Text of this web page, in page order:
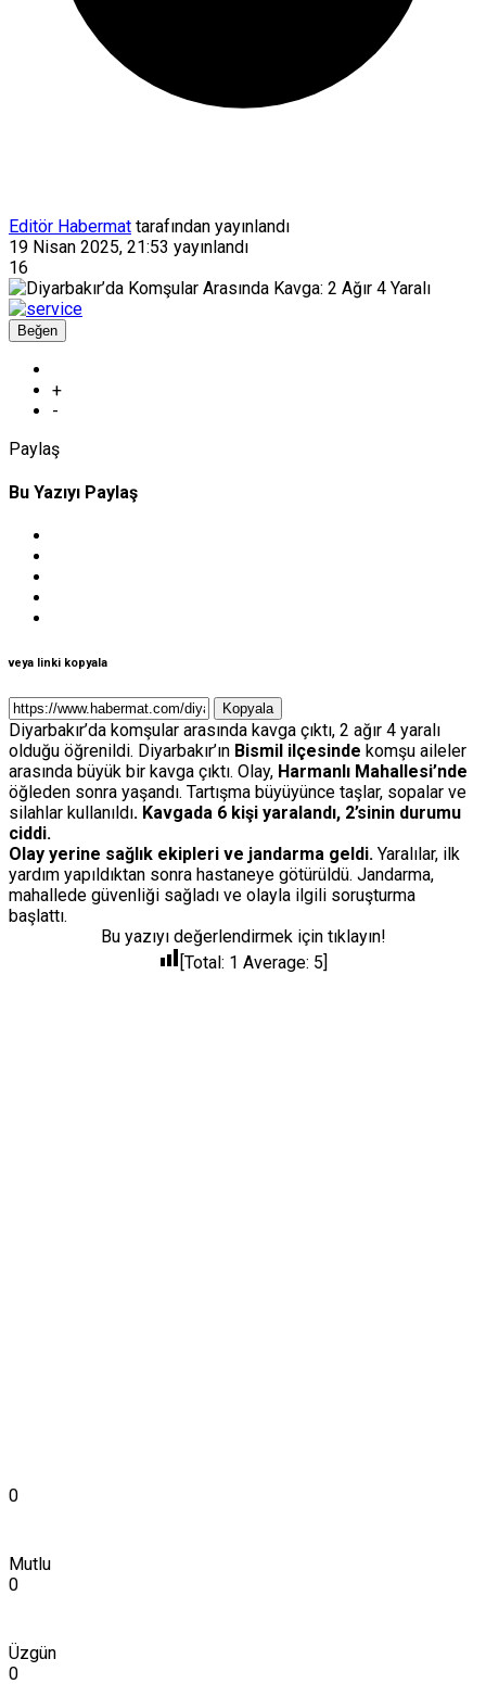
Editör Habermat tarafından yayınlandı
19 Nisan 2025, 21:53 yayınlandı
16
Beğen
+
-
Paylaş
Bu Yazıyı Paylaş
veya linki kopyala
Kopyala
Diyarbakır’da komşular arasında kavga çıktı, 2 ağır 4 yaralı
olduğu öğrenildi. Diyarbakır’ın Bismil ilçesinde komşu aileler
arasında büyük bir kavga çıktı. Olay, Harmanlı Mahallesi’nde
öğleden sonra yaşandı. Tartışma büyüyünce taşlar, sopalar ve
silahlar kullanıldı. Kavgada 6 kişi yaralandı, 2’sinin durumu
ciddi.
Olay yerine sağlık ekipleri ve jandarma geldi. Yaralılar, ilk
yardım yapıldıktan sonra hastaneye götürüldü. Jandarma,
mahallede güvenliği sağladı ve olayla ilgili soruşturma
başlattı.
Bu yazıyı değerlendirmek için tıklayın!
[Total: 1 Average: 5
0
Mutlu
0
Üzgün
0